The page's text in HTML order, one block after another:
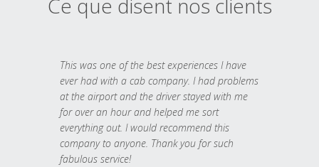
Ce que disent nos clients
This was one of the best experiences I have
ever had with a cab company. I had problems
at the airport and the driver stayed with me
for over an hour and helped me sort
everything out. I would recommend this
company to anyone. Thank you for such
fabulous service!